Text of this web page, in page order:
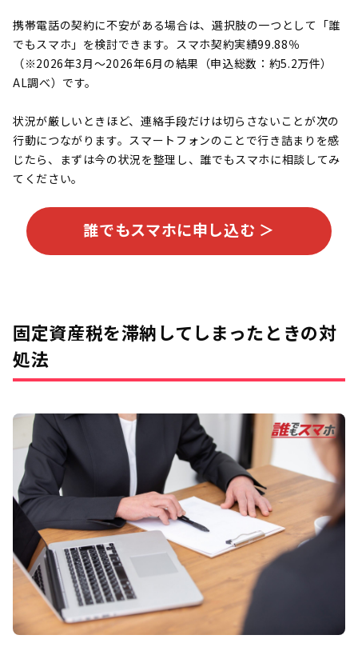
携帯電話の契約に不安がある場合は、選択肢の一つとして「誰
でもスマホ」を検討できます。スマホ契約実績99.88％
（※2026年3月～2026年6月の結果（申込総数：約5.2万件）
AL調べ）です。
状況が厳しいときほど、連絡手段だけは切らさないことが次の
行動につながります。スマートフォンのことで行き詰まりを感
じたら、まずは今の状況を整理し、誰でもスマホに相談してみ
てください。
誰でもスマホに申し込む ＞
固定資産税を滞納してしまったときの対
処法